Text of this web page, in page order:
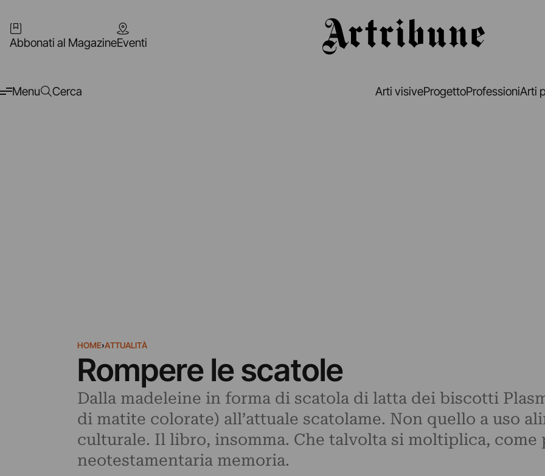
Abbonati al MagazineEventi
Menu Cerca Arti visiveProgettoProfessioniArti
HOME›ATTUALITÀ
Rompere le scatole
Dalla madeleine in forma di scatola di latta dei biscotti
di matite colorate) all’attuale scatolame. Non quello a uso
culturale. Il libro, insomma. Che talvolta si moltiplica, come
neotestamentaria memoria.